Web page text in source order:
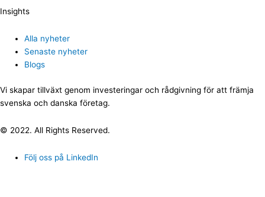
Insights
Alla nyheter
Senaste nyheter
Blogs
Vi skapar tillväxt genom investeringar och rådgivning för att främja
svenska och danska företag.
© 2022. All Rights Reserved.
Följ oss på LinkedIn